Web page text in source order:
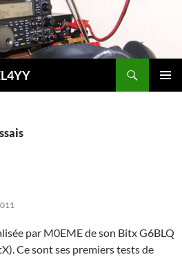
par M0EME de son Bitx G6BLQ
Ce sont ses premiers tests de